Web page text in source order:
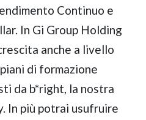
Continuo e
In Gi Group Holding
anche a livello
di formazione
da b*right, la nostra
In più potrai usufruire